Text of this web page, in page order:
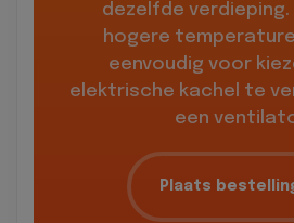
dezelfde verdieping.
hogere
eenvoudig voor
elektrische kachel te
een
Plaats